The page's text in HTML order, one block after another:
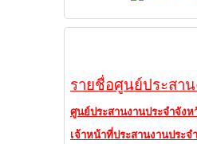
รายชื่อศูนย์ประสา
ศูนย์ประสานงานประจำจัง
เจ้าหน้าที่ประสานงานประ